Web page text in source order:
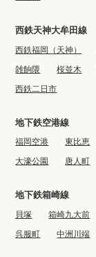
西鉄天神大牟田線
西鉄福岡（天神）
雑餉隈
桜並木
西鉄二日市
地下鉄空港線
福岡空港 東比恵
大濠公園
唐人町
地下鉄箱崎線
貝塚 箱崎九大前
呉服町
中洲川端